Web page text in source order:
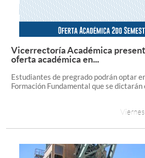
Vicerrectoría Académica
oferta académica en...
Estudiantes de pregrado podrán optar
Formación Fundamental que se dictarán